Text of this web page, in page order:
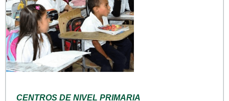
CENTROS DE NIVEL PRIMARIA